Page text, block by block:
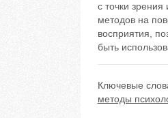
с точки
методов на
восприятия,
быть
Ключевые
методы